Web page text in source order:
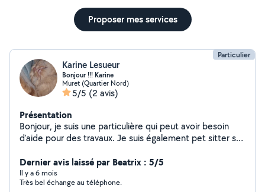
Proposer mes services
Particulier
Karine Lesueur
Bonjour !!! Karine
Muret (Quartier Nord)
5/5 (2 avis)
Présentation
Bonjour, je suis une particulière qui peut avoir besoin
d'aide pour des travaux. Je suis également pet sitter sur
absences, j'ai 3 ans d expériences positives avec les
chats et les chiens. Je suis patiente et aimante avec les
animaux, fiable et professionnelle. Pour plus
Dernier avis laissé par Beatrix : 5/5
Il y a 6 mois
Très bel échange au téléphone.